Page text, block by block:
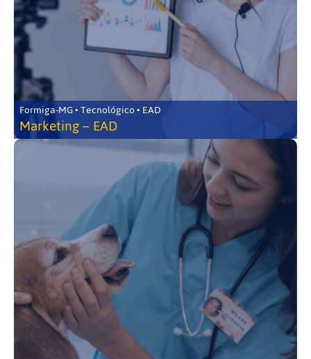
Formiga-MG • Tecnológico • EAD
Marketing – EAD